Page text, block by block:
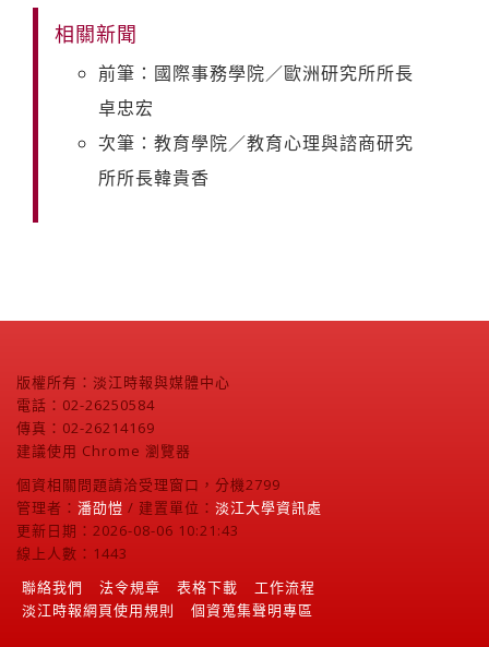
相關新聞
前筆：國際事務學院／歐洲研究所所長
卓忠宏
次筆：教育學院／教育心理與諮商研究
所所長韓貴香
版權所有：淡江時報與媒體中心
電話：02-26250584
傳真：02-26214169
建議使用 Chrome 瀏覽器
個資相關問題請洽受理窗口，分機2799
管理者： 潘劭愷 / 建置單位： 淡江大學資訊處
更新日期：2026-08-06 10:21:43
線上人數：1443
聯絡我們
法令規章 表格下載
工作流程
淡江時報網頁使用規則
個資蒐集聲明專區